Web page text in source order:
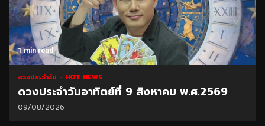
1 min read
ดวงประจำวัน HOT NEWS
ดวงประจำวันอาทิตย์ที่ 9 สิงหาคม พ.ศ.2569
09/08/2026